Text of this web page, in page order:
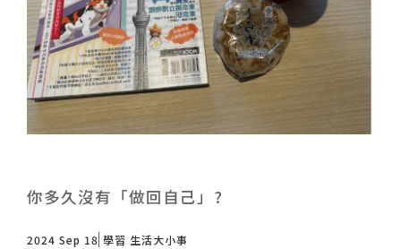
你多久沒有「做回自己」?
2024 Sep 18 學習 生活大小事